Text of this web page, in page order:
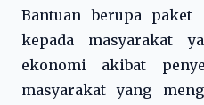
Bantuan berupa
kepada masyarakat
ekonomi akibat
masyarakat yang